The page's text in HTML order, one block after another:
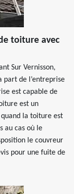
toiture avec
Sur Vernisson,
part de l’entreprise
est capable de
est un
la toiture est
au cas où le
le couvreur
pour une fuite de